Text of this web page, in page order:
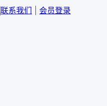
联系我们 会员登录